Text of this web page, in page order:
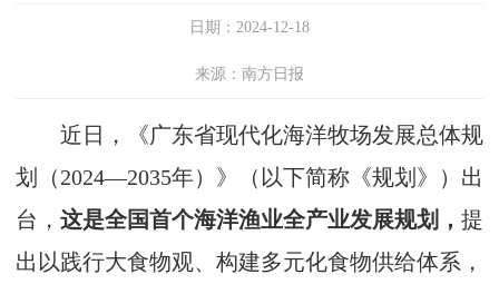
日期：2024-12-18
来源：南方日报
近日，《广东省现代化海洋牧场发展总体规
划（2024—2035年）》（以下简称《规划》）出
台， 这是全国首个海洋渔业全产业发展规划， 提
出以践行大食物观、构建多元化食物供给体系，